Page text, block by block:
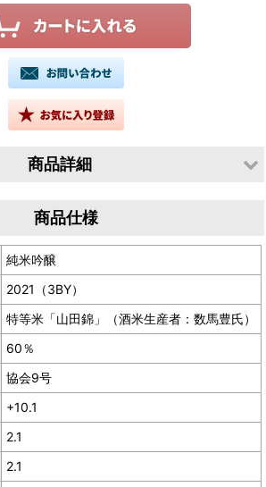
商品詳細
入60％
商品仕様
純米吟醸
2021（3BY）
特等米「山田錦」（酒米生産者：数馬豊氏）
60％
協会9号
+10.1
2.1
2.1